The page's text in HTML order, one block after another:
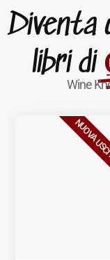
Diventa
libri di
Wine
NUOVA